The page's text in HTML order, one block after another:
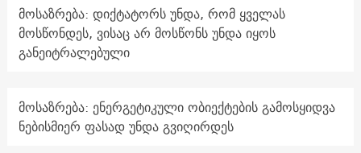
მოსაზრება: დიქტატორს უნდა, რომ ყველას
მოსწონდეს, ვისაც არ მოსწონს უნდა იყოს
განეიტრალებული
მოსაზრება: ენერგეტიკული ობიექტების გამოსყიდვა
ნებისმიერ ფასად უნდა გვიღირდეს